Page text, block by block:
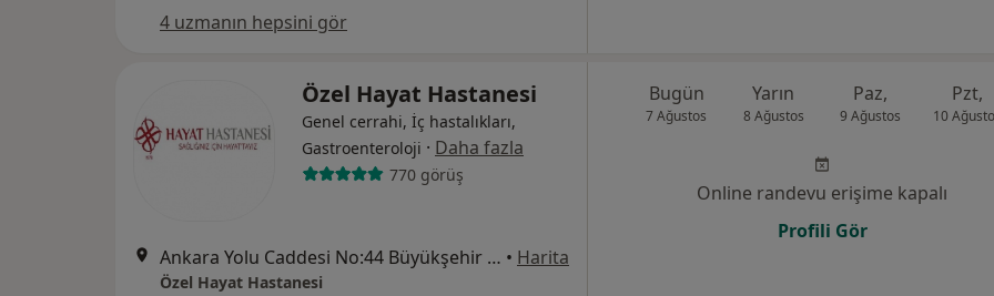
4 uzmanın hepsini gör
Özel Hayat Hastanesi
Genel cerrahi, İç hastalıkları,
Gastroenteroloji · Daha fazla
770 görüş
Ankara Yolu Caddesi No:44 Büyükşehir Belediye Binası Karşısı, Osmangazi • Harita
Özel Hayat Hastanesi
Bugün
7 Ağustos
Yarın
8 Ağustos
Paz,
9 Ağustos
Pzt,
10
Online randevu erişime kapalı
Profili Gör